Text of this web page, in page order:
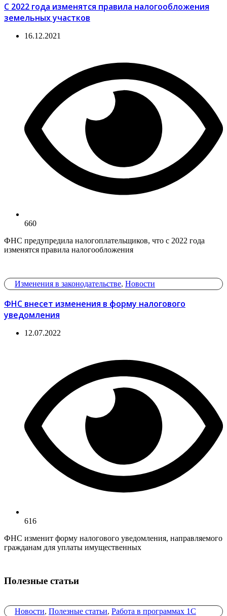
С 2022 года изменятся правила налогообложения
земельных участков
16.12.2021
660
ФНС предупредила налогоплательщиков, что с 2022 года
изменятся правила налогообложения
Изменения в законодательстве, Новости
ФНС внесет изменения в форму налогового
уведомления
12.07.2022
616
ФНС изменит форму налогового уведомления, направляемого
гражданам для уплаты имущественных
Полезные статьи
Новости, Полезные статьи, Работа в программах 1С